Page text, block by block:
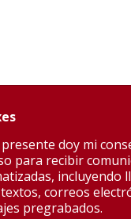
doy mi
para recibir
incluyendo
correos
pregrabados.